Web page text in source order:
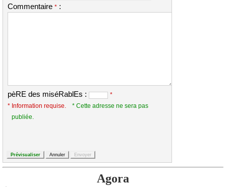
Commentaire * :
pèRE des miséRablEs :
*
* Information requise.
* Cette adresse ne sera pas
publiée.
Agora